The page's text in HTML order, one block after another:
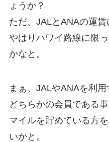
ょうか？
ただ、JALとANAの運賃
やはりハワイ路線に限
かなと。
まぁ、JALやANAを利用
どちらかの会員である
マイルを貯めている方
いかと。